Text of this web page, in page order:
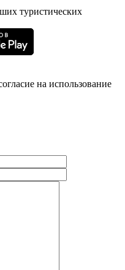
туристических
на использование